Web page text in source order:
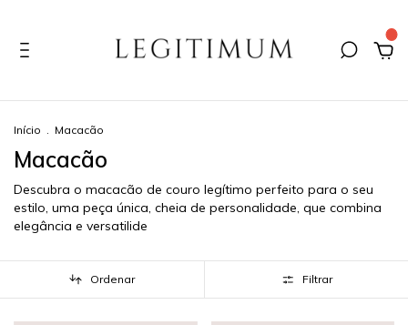
Início . Macacão
Macacão
Descubra o macacão de couro legítimo perfeito para o seu
estilo, uma peça única, cheia de personalidade, que combina
elegância e versatilide
Ordenar Filtrar